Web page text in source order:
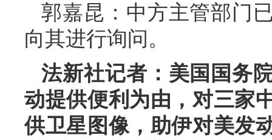
郭嘉昆：中方主管部门
向其进行询问。
法新社记者：美国国务
动提供便利为由，对三家
供卫星图像，助伊对美发